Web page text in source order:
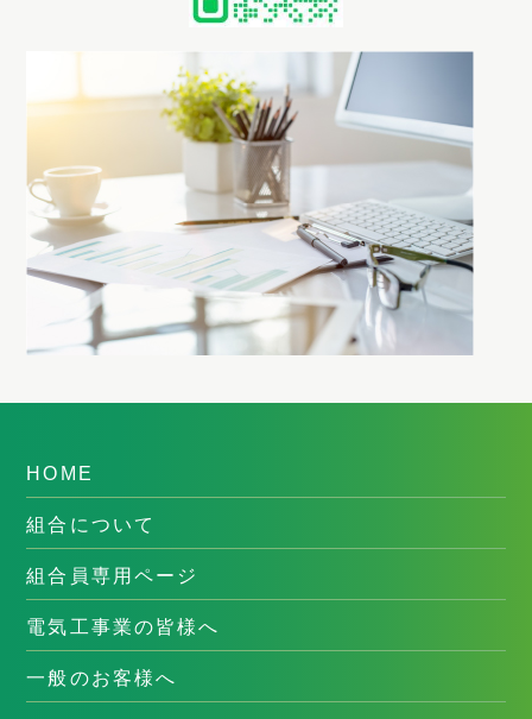
HOME
組合について
組合員専用ページ
電気工事業の皆様へ
一般のお客様へ